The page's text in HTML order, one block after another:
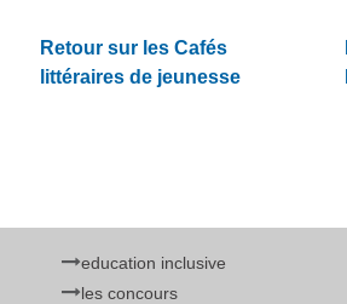
Retour sur les Cafés
littéraires de jeunesse
education inclusive
les concours